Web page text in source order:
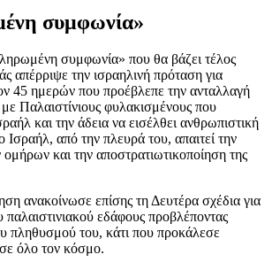
συμφωνία»
συμφωνία» που θα βάζει τέλος
απέρριψε την ισραηλινή πρόταση για
45 ημερών που προέβλεπε την ανταλλαγή
Παλαιστίνιους φυλακισμένους που
και την άδεια να εισέλθει ανθρωπιστική
Ισραήλ, από την πλευρά του, απαιτεί την
και την αποστρατιωτικοποίηση της
ανακοίνωσε επίσης τη Δευτέρα σχέδια για
εδάφους προβλέποντας
πληθυσμού του, κάτι που προκάλεσε
σε όλο τον κόσμο.